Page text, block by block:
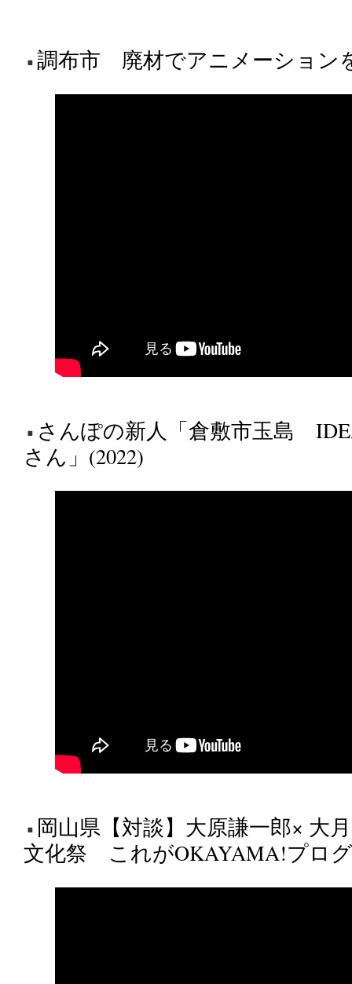
調布市 廃材でアニメーション
さんぽの新人「倉敷市玉島
さん」(2022)
岡山県【対談】大原謙一郎× 大
文化祭 これがOKAYAMA!プログ